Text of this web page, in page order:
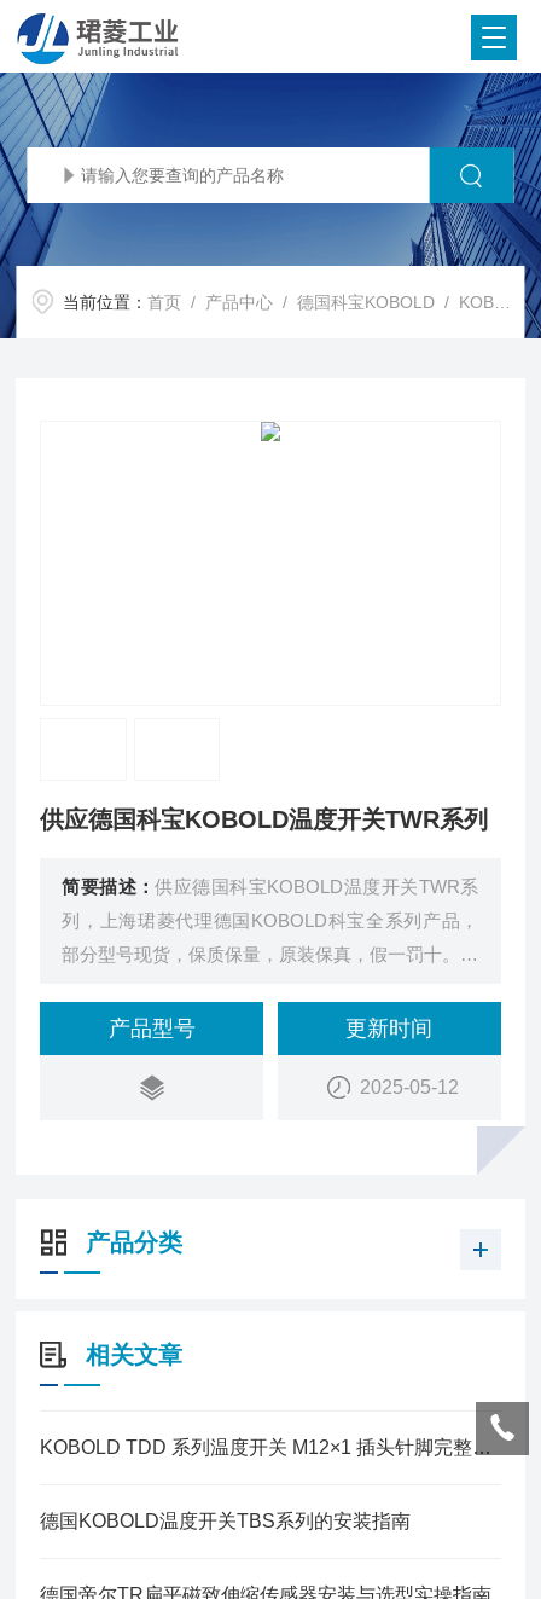
当前位置：首页 / 产品中心 /德国科宝KOBOLD / KOBOLD温度开关
供应德国科宝KOBOLD温度开关TWR系列
简要描述：供应德国科宝KOBOLD温度开关TWR系
列，上海珺菱代理德国KOBOLD科宝全系列产品，
部分型号现货，保质保量，原装保真，假一罚十。欢
产品型号 更新时间
2025-05-12
产品分类
相关文章
KOBOLD TDD 系列温度开关 M12×1 插头针脚完整接线说明
德国KOBOLD温度开关TBS系列的安装指南
德国帝尔TR扁平磁致伸缩传感器安装与选型实操指南